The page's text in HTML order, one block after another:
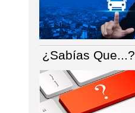
¿Sabías Que...?